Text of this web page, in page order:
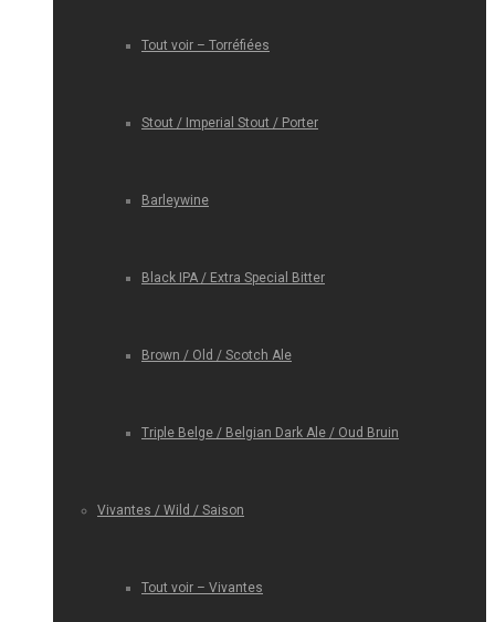
Tout voir – Torréfiées
Stout / Imperial Stout / Porter
Barleywine
Black IPA / Extra Special Bitter
Brown / Old / Scotch Ale
Triple Belge / Belgian Dark Ale / Oud Bruin
Vivantes / Wild / Saison
Tout voir – Vivantes